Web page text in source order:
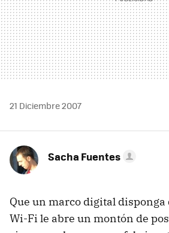
21 Diciembre 2007
Sacha Fuentes
Que un marco digital
Wi-Fi le abre un montón de